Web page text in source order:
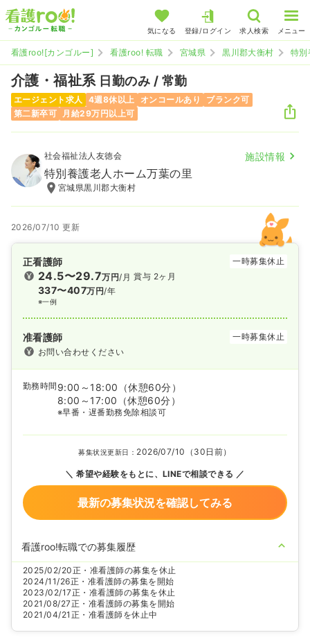
気になる 登録/ログイン 求人検索 メニュー
看護roo![カンゴルー] 看護roo! 転職 宮城県 黒川郡大衡村 特別
介護・福祉系 日勤のみ / 常勤
エージェント求人 4週8休以上 オンコールあり
ブランク可
第二新卒可
月給29万円以上可
社会福祉法人友徳会 施設情報
特別養護老人ホーム万葉の里
宮城県黒川郡大衡村
2026/07/10 更新
正看護師 一時募集休止
24.5〜29.7万円/月
337〜407万円/年
※一例
賞与 2ヶ月
准看護師
一時募集休止
お問い合わせください
勤務時間 9:00～18:00
（休憩60分）
8:00～17:00
（休憩60分）
※早番・遅番勤務免除相談可
募集状況更新日： 2026/07/10（30日前）
希望や経験をもとに、LINEで相談できる
最新の募集状況を確認してみる
看護roo!転職での募集履歴
2025/02/20正・准看護師の募集を休止
2024/11/26正・准看護師の募集を開始
2023/02/17正・准看護師の募集を休止
2021/08/27正・准看護師の募集を開始
2021/04/21 正・准看護師を休止中